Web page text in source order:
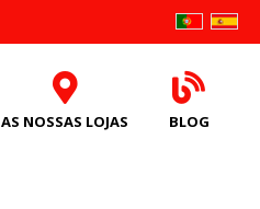
AS NOSSAS LOJAS BLOG